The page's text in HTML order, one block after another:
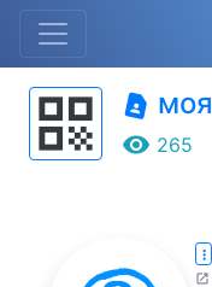
qr_code contact_page
remove_red_eye 265
more_vert
open_in_new